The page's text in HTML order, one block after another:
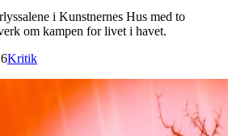
i Kunstnernes Hus med to
om kampen for livet i havet.
Kritik